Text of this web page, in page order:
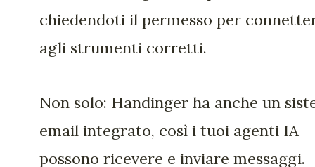
chiedendoti il permesso per
agli strumenti corretti.
Non solo: Handinger ha anche un
email integrato, così i tuoi agenti IA
possono ricevere e inviare messaggi.